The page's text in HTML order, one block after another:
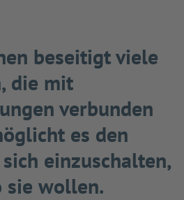
beseitigt viele
die mit
verbunden
es den
einzuschalten,
sie wollen.